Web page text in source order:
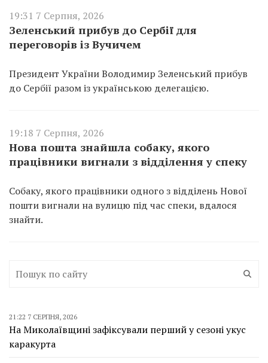
19:31 7 Серпня, 2026
Зеленський прибув до Сербії для
переговорів із Вучичем
Президент України Володимир Зеленський прибув
до Сербії разом із українською делегацією.
19:18 7 Серпня, 2026
Нова пошта знайшла собаку, якого
працівники вигнали з відділення у спеку
Собаку, якого працівники одного з відділень Нової
пошти вигнали на вулицю під час спеки, вдалося
знайти.
21:22 7 СЕРПНЯ, 2026
На Миколаївщині зафіксували перший у сезоні укус
каракурта